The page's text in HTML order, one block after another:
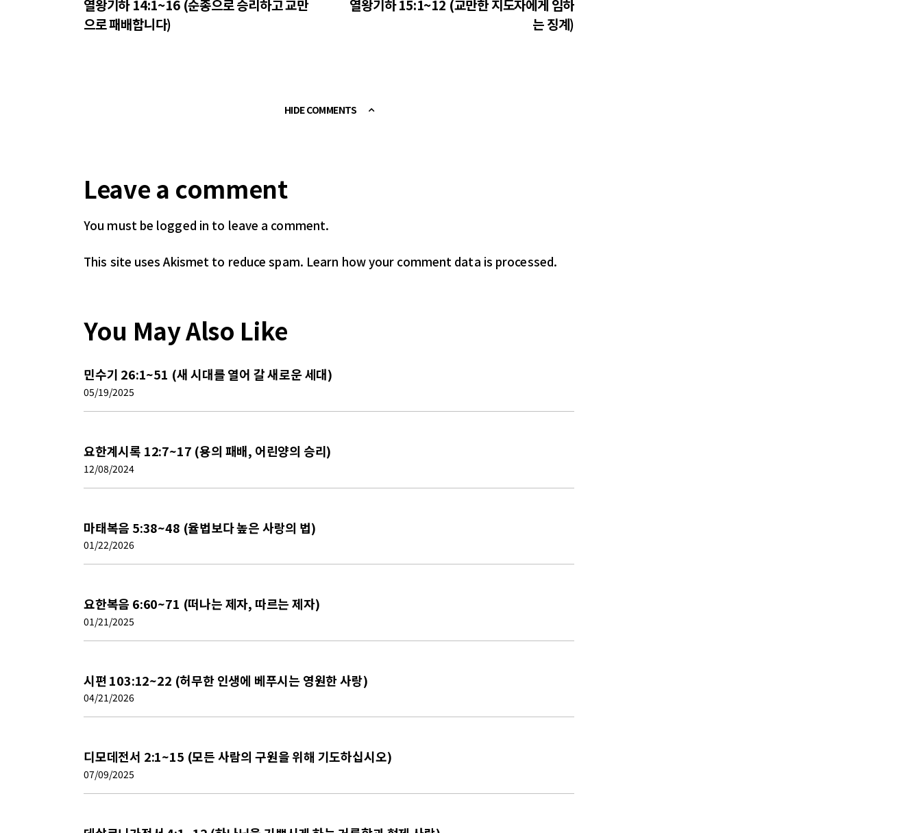
열왕기하 14:1~16 (순종으로 승리하고 교만
으로 패배합니다)
열왕기하 15:1~12 (교만한 지도자에게 임하
는 징계)
HIDE COMMENTS
Leave a comment
You must be logged in to leave a comment.
This site uses Akismet to reduce spam. Learn how your comment data is processed.
You May Also Like
민수기 26:1~51 (새 시대를 열어 갈 새로운 세대)
05/19/2025
요한계시록 12:7~17 (용의 패배, 어린양의 승리)
12/08/2024
마태복음 5:38~48 (율법보다 높은 사랑의 법)
01/22/2026
요한복음 6:60~71 (떠나는 제자, 따르는 제자)
01/21/2025
시편 103:12~22 (허무한 인생에 베푸시는 영원한 사랑)
04/21/2026
디모데전서 2:1~15 (모든 사람의 구원을 위해 기도하십시오)
07/09/2025